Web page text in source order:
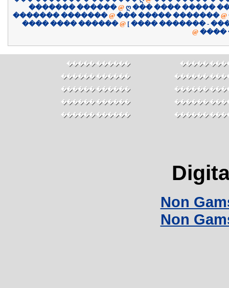
������� ������ @ ღ ��� ���� �����
������� ������� @ ��� ����� ������� @
@
������ ���� ����
@
������ �����
������ ������
������ ������
������ ������
������ ������
������
������
������
������
������
Non
Non